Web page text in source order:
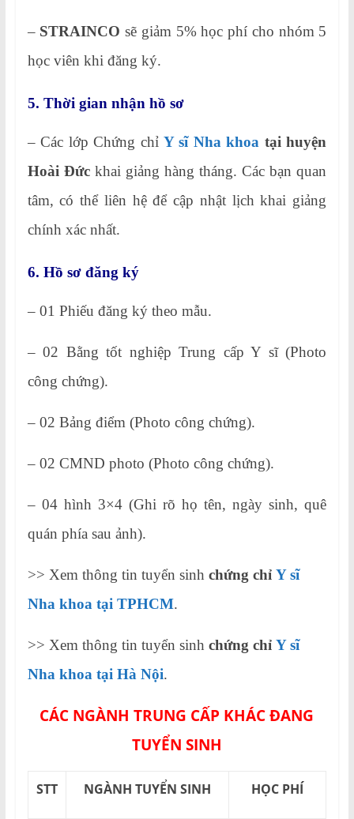
– STRAINCO sẽ giảm 5% học phí cho nhóm 5
học viên khi đăng ký.
5. Thời gian nhận hồ sơ
– Các lớp Chứng chỉ Y sĩ Nha khoa tại huyện
Hoài Đứckhai giảng hàng tháng. Các bạn quan
tâm, có thể liên hệ để cập nhật lịch khai giảng
chính xác nhất.
6. Hồ sơ đăng ký
– 01 Phiếu đăng ký theo mẫu.
– 02 Bằng tốt nghiệp Trung cấp Y sĩ (Photo
công chứng).
– 02 Bảng điểm (Photo công chứng).
– 02 CMND photo (Photo công chứng).
– 04 hình 3×4 (Ghi rõ họ tên, ngày sinh, quê
quán phía sau ảnh).
>> Xem thông tin tuyển sinh chứng chỉ Y sĩ
Nha khoa tại TPHCM.
>> Xem thông tin tuyển sinh chứng chỉ Y sĩ
Nha khoa tại Hà Nội.
CÁC NGÀNH TRUNG CẤP KHÁC ĐANG
TUYỂN SINH
STT NGÀNH TUYỂN SINH HỌC PHÍ